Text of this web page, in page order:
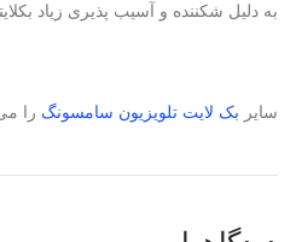
به دلیل شکننده و آسیب پذیری زیاد
سایر بک لایت تلویزیون سامسونگ را